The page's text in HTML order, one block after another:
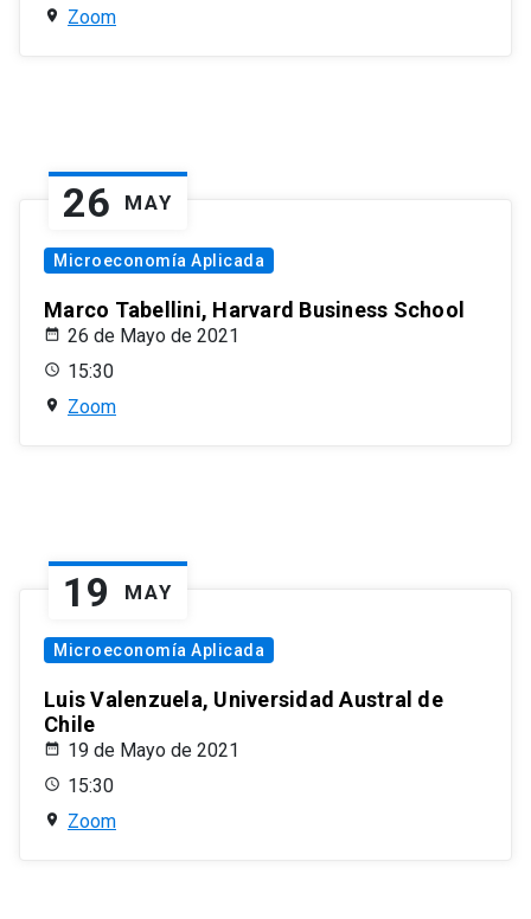
Zoom
26 MAY
Microeconomía Aplicada
Marco Tabellini, Harvard Business School
26 de Mayo de 2021
15:30
Zoom
19 MAY
Microeconomía Aplicada
Luis Valenzuela, Universidad Austral de
Chile
19 de Mayo de 2021
15:30
Zoom